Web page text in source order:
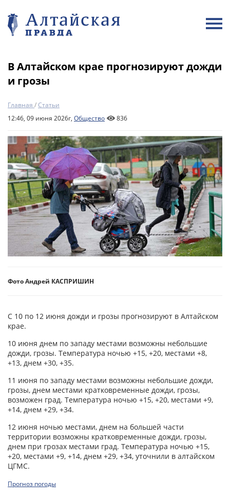
В Алтайском крае прогнозируют дожди
и грозы
Главная /Статьи
12:46, 09 июня 2026г, Общество 836
Фото Андрей КАСПРИШИН
С 10 по 12 июня дожди и грозы прогнозируют в Алтайском
крае.
10 июня днем по западу местами возможны небольшие
дожди, грозы. Температура ночью +15, +20, местами +8,
+13, днем +30, +35.
11 июня по западу местами возможны небольшие дожди,
грозы, днем местами кратковременные дожди, грозы,
возможен град. Температура ночью +15, +20, местами +9,
+14, днем +29, +34.
12 июня ночью местами, днем на большей части
территории возможны кратковременные дожди, грозы,
днем при грозах местами град. Температура ночью +15,
+20, местами +9, +14, днем +29, +34, уточнили в алтайском
ЦГМС.
Прогноз погоды